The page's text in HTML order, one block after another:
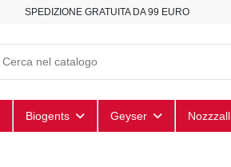
SPEDIZIONE GRATUITA DA 99 EURO
Biogents Geyser Nozzzall